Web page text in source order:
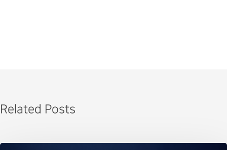
Related Posts